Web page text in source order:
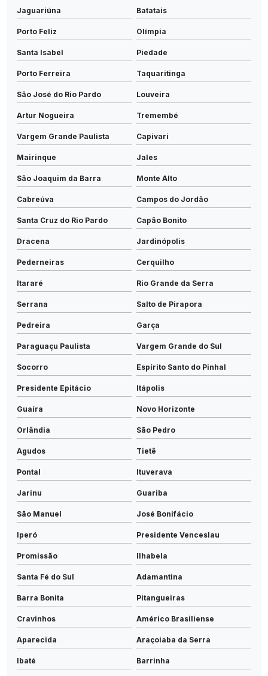
Jaguariúna Batatais
Porto Feliz Olímpia
Santa Isabel Piedade
Porto Ferreira Taquaritinga
São José do Rio Pardo Louveira
Artur Nogueira Tremembé
Vargem Grande Paulista Capivari
Mairinque Jales
São Joaquim da Barra Monte Alto
Cabreúva Campos do Jordão
Santa Cruz do Rio Pardo Capão Bonito
Dracena Jardinópolis
Pederneiras Cerquilho
Itararé Rio Grande da Serra
Serrana Salto de Pirapora
Pedreira Garça
Paraguaçu Paulista Vargem Grande do Sul
Socorro Espírito Santo do Pinhal
Presidente Epitácio Itápolis
Guaíra Novo Horizonte
Orlândia São Pedro
Agudos Tietê
Pontal Ituverava
Jarinu Guariba
São Manuel José Bonifácio
Iperó Presidente Venceslau
Promissão Ilhabela
Santa Fé do Sul Adamantina
Barra Bonita Pitangueiras
Cravinhos Américo Brasiliense
Aparecida Araçoiaba da Serra
Ibaté Barrinha